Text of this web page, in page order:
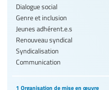
Dialogue social
Genre et inclusion
Jeunes adhérent.e.s
Renouveau syndical
Syndicalisation
Communication
1 Organisation de mise en œuvre